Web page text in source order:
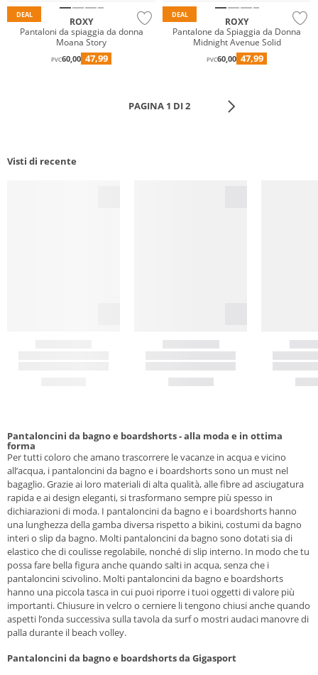
DEAL
ROXY
Pantaloni da spiaggia da donna
Moana Story
PVC60,00 47,99
DEAL
ROXY
Pantalone da Spiaggia da Donna
Midnight Avenue Solid
PVC60,00 47,99
PAGINA 1 DI 2
Visti di recente
Pantaloncini da bagno e boardshorts - alla moda e in ottima
forma
Per tutti coloro che amano trascorrere le vacanze in acqua e vicino
all’acqua, i pantaloncini da bagno e i boardshorts sono un must nel
bagaglio. Grazie ai loro materiali di alta qualità, alle fibre ad asciugatura
rapida e ai design eleganti, si trasformano sempre più spesso in
dichiarazioni di moda. I pantaloncini da bagno e i boardshorts hanno
una lunghezza della gamba diversa rispetto a bikini, costumi da bagno
interi o slip da bagno. Molti pantaloncini da bagno sono dotati sia di
elastico che di coulisse regolabile, nonché di slip interno. In modo che tu
possa fare bella figura anche quando salti in acqua, senza che i
pantaloncini scivolino. Molti pantaloncini da bagno e boardshorts
hanno una piccola tasca in cui puoi riporre i tuoi oggetti di valore più
importanti. Chiusure in velcro o cerniere li tengono chiusi anche quando
aspetti l’onda successiva sulla tavola da surf o mostri audaci manovre di
palla durante il beach volley.
Pantaloncini da bagno e boardshorts da Gigasport